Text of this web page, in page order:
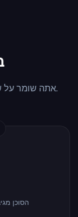
אתה שומר על שליטה מלאה בתגובות אוטומטיות.
הסוכן